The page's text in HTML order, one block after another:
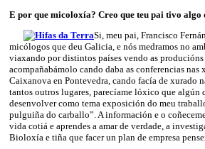
E por que micoloxía? Creo que teu pai tivo
Si, meu pai, Francisco
micólogos que deu Galicia, e nós medramos no
viaxando por distintos países vendo as
acompañabámolo cando daba as conferencias
Caixanova en Pontevedra, cando facía de xurado
tantos outros lugares, parecíame lóxico que
desenvolver como tema exposición do meu
pulguiña do carballo”. A información e o
vida cotiá e aprendes a amar de verdade, a
Bioloxía e tiña que facer un plan de empresa